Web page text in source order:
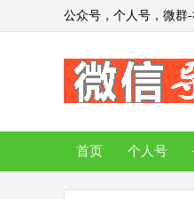
公众号，个人号，微群
首页 个人号